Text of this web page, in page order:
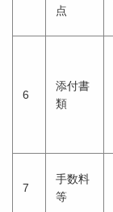
点
6
添付書
類
7
手数料
等